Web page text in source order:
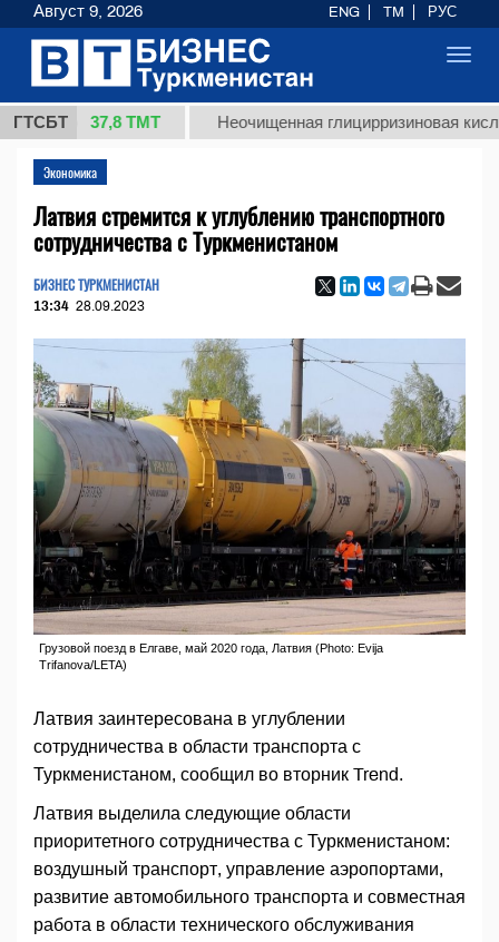
ГТСБТ
37,8 ТМТ Неочищенная глицирризиновая кислота
Экономика
Латвия стремится к углублению транспортного
сотрудничества с Туркменистаном
БИЗНЕС ТУРКМЕНИСТАН
13:34 28.09.2023
Грузовой поезд в Елгаве, май 2020 года, Латвия (Photo: Evija
Trifanova/LETA)
Латвия заинтересована в углублении
сотрудничества в области транспорта с
Туркменистаном, сообщил во вторник Trend.
Латвия выделила следующие области
приоритетного сотрудничества с Туркменистаном:
воздушный транспорт, управление аэропортами,
развитие автомобильного транспорта и совместная
работа в области технического обслуживания
Август 9, 2026 ENG TM РУС